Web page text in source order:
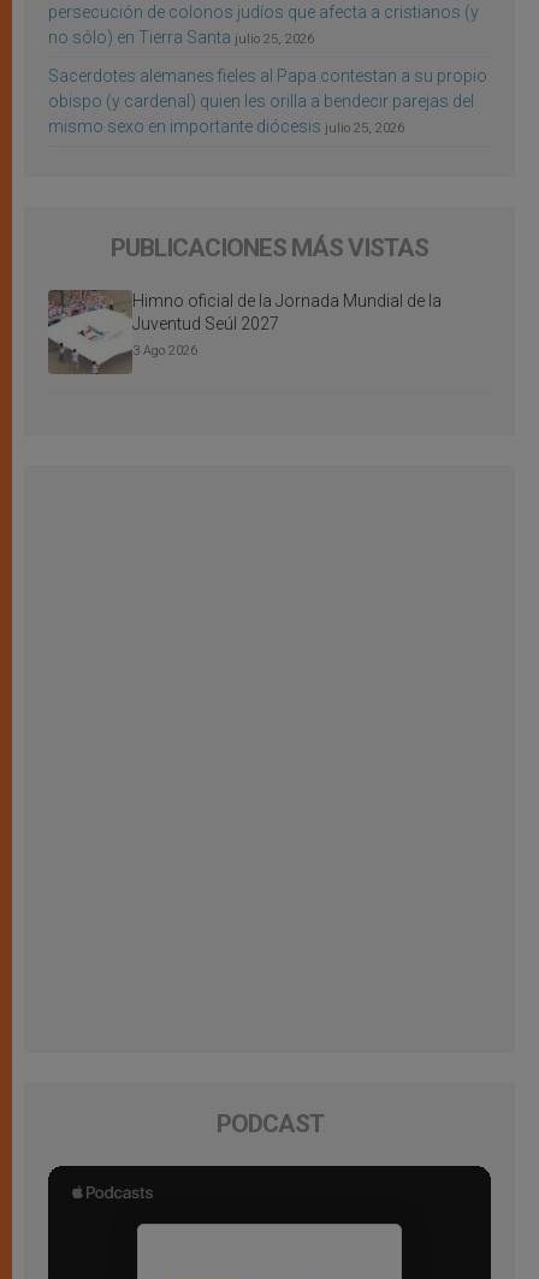
persecución de colonos judíos que afecta a cristianos (y
no sólo) en Tierra Santa julio 25, 2026
Sacerdotes alemanes fieles al Papa contestan a su propio
obispo (y cardenal) quien les orilla a bendecir parejas del
mismo sexo en importante diócesis julio 25, 2026
PUBLICACIONES MÁS VISTAS
Himno oficial de la Jornada Mundial de la
Juventud Seúl 2027
3 Ago 2026
PODCAST